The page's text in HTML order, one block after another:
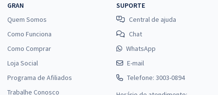
GRAN
Quem Somos
Como Funciona
Como Comprar
Loja Social
Programa de Afiliados
Trabalhe Conosco
SUPORTE
Central de ajuda
Chat
WhatsApp
E-mail
Telefone: 3003-0894